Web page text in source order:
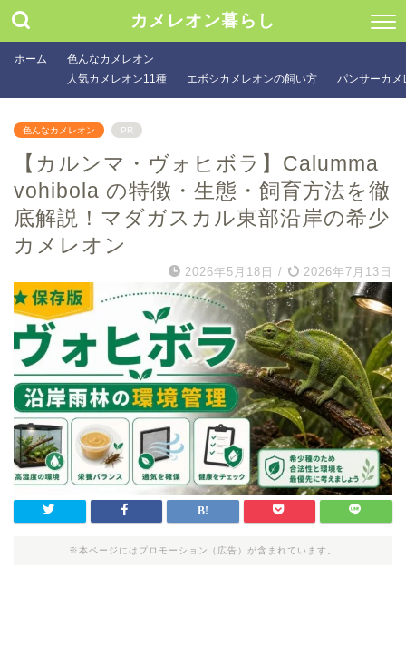
カメレオン暮らし
ホーム
色んなカメレオン
人気カメレオン11種
エボシカメレオンの飼い方 パンサーカメ
色んなカメレオン PR
【カルンマ・ヴォヒボラ】Calumma
vohibola の特徴・生態・飼育方法を徹
底解説！マダガスカル東部沿岸の希少
カメレオン
2026年5月18日 / 2026年7月13日
※本ページにはプロモーション（広告）が含まれています。